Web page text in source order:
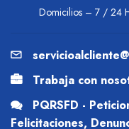
Domicilios – 7 / 24
Trabaja con
PQRSFD -
Felicitaciones,